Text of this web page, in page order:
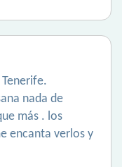
Tenerife.
nada de
más . los
encanta verlos y